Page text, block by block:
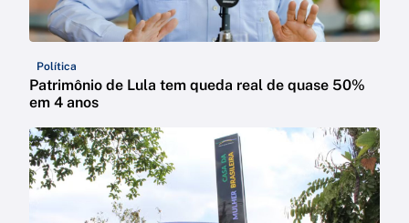
Política
Patrimônio de Lula tem queda real de quase 50%
em 4 anos